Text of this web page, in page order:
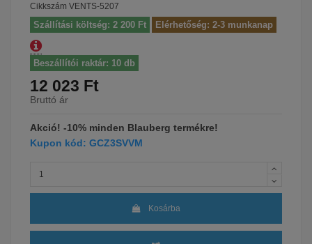
Cikkszám VENTS-5207
Szállítási költség: 2 200 Ft Elérhetőség: 2-3 munkanap
Beszállítói raktár: 10 db
12 023 Ft
Bruttó ár
Akció! -10% minden Blauberg termékre!
Kupon kód: GCZ3SVVM
Kosárba